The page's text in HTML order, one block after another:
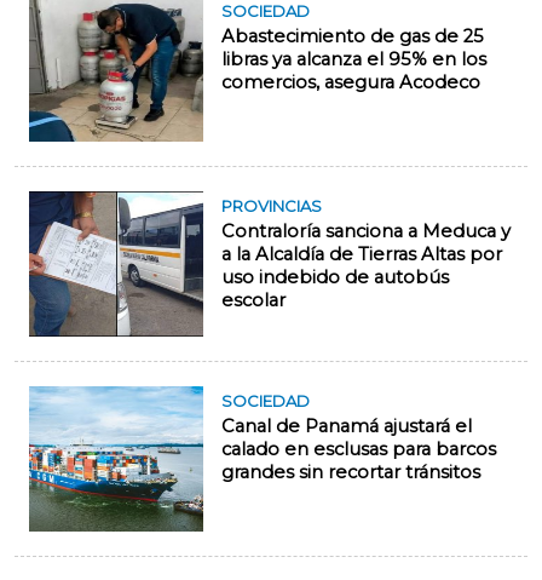
SOCIEDAD
Abastecimiento de gas de 25
libras ya alcanza el 95% en los
comercios, asegura Acodeco
PROVINCIAS
Contraloría sanciona a Meduca y
a la Alcaldía de Tierras Altas por
uso indebido de autobús
escolar
SOCIEDAD
Canal de Panamá ajustará el
calado en esclusas para barcos
grandes sin recortar tránsitos